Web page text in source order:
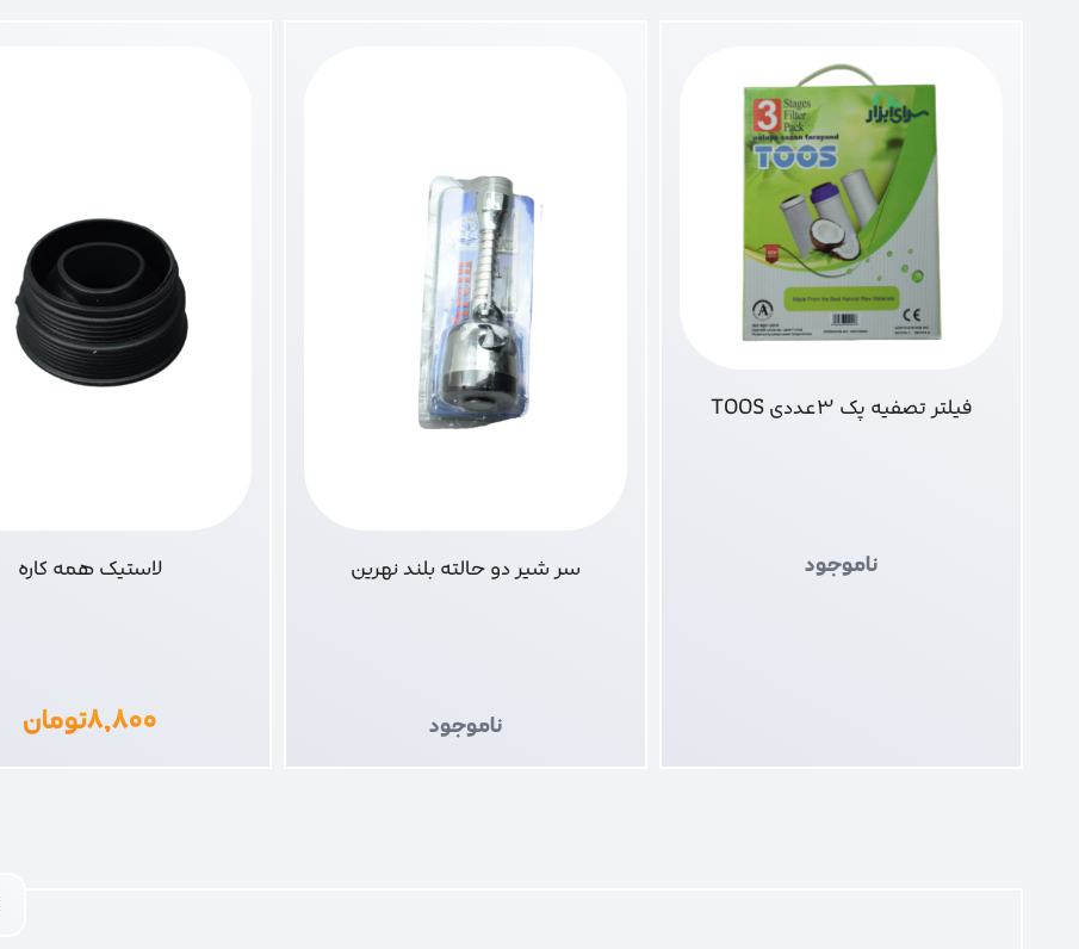
فیلتر تصفیه پک 3عددی TOOS
ناموجود سر شیر دو حالته بلند نهرین
ناموجود
لاستیک همه کاره
۸,۸۰۰تومان